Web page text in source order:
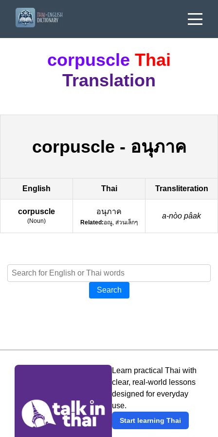
corpuscle Thai
Translation
corpuscle - อนุภาค
English Thai Transliteration
corpuscle
(Noun)
อนุภาค
Related:อณู, ส่วนเล็กๆ
a-nòo pâak
Search
Learn practical Thai with
clear, real-world lessons
designed for everyday
use.
Start learning Thai